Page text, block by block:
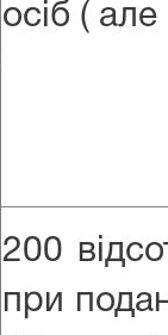
осіб (
200
при